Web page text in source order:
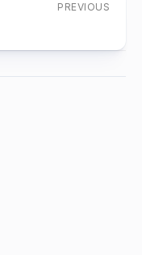
PREVIOUS